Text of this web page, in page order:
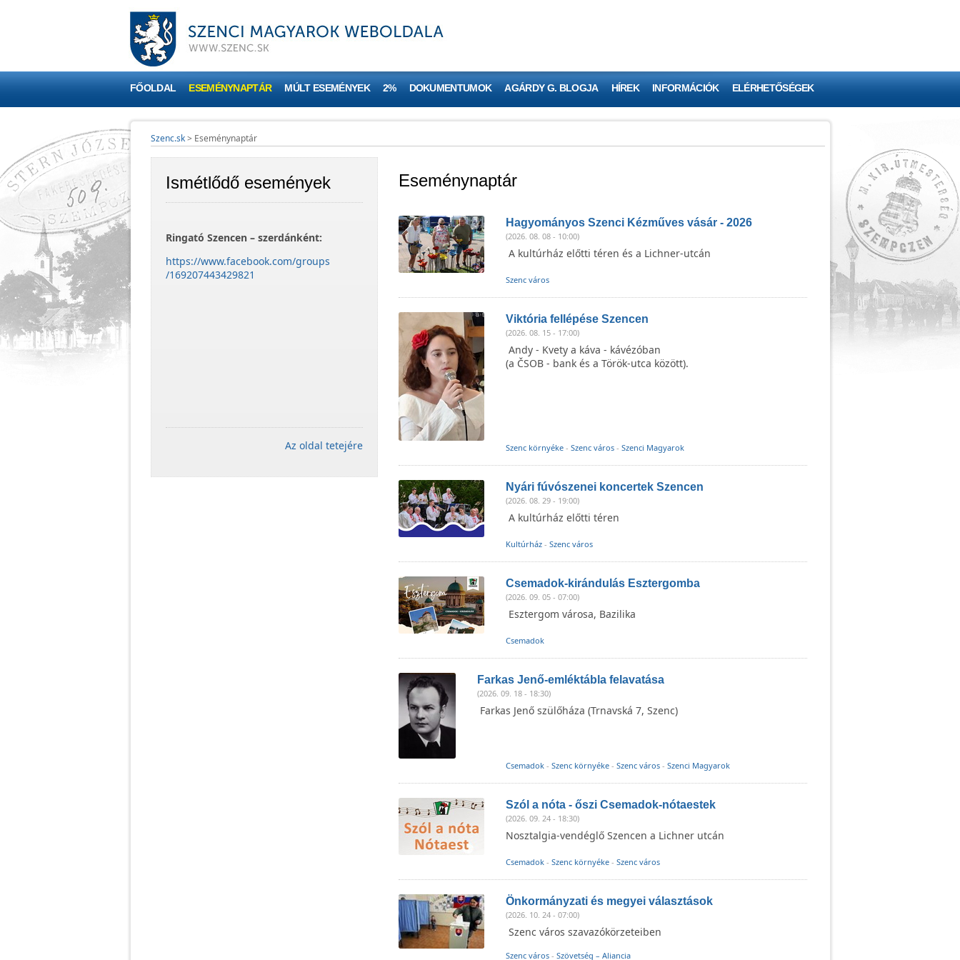
FŐOLDAL ESEMÉNYNAPTÁR MÚLT ESEMÉNYEK 2% DOKUMENTUMOK AGÁRDY G. BLOGJA HÍREK INFORMÁCIÓK ELÉRHETŐSÉGEK
Szenc.sk> Eseménynaptár
Eseménynaptár
Hagyományos Szenci Kézműves vásár - 2026
(2026. 08. 08 - 10:00)
A kultúrház előtti téren és a Lichner-utcán
Szenc város
Viktória fellépése Szencen
(2026. 08. 15 - 17:00)
Andy - Kvety a káva - kávézóban
(a ČSOB - bank és a Török-utca között).
Szenc környéke -Szenc város -Szenci Magyarok
Nyári fúvószenei koncertek Szencen
(2026. 08. 29 - 19:00)
A kultúrház előtti téren
Kultúrház -Szenc város
Csemadok-kirándulás Esztergomba
(2026. 09. 05 - 07:00)
Esztergom városa, Bazilika
Csemadok
Farkas Jenő-emléktábla felavatása
(2026. 09. 18 - 18:30)
Farkas Jenő szülőháza (Trnavská 7, Szenc)
Csemadok -Szenc környéke -Szenc város -Szenci Magyarok
Szól a nóta - őszi Csemadok-nótaestek
(2026. 09. 24 - 18:30)
Nosztalgia-vendéglő Szencen a Lichner utcán
Csemadok -Szenc környéke -Szenc város
Önkormányzati és megyei választások
(2026. 10. 24 - 07:00)
Szenc város szavazókörzeteiben
Szenc város -Szövetség – Aliancia
Ismétlődő események
Ringató Szencen – szerdánként:
https://www.facebook.com/groups
/169207443429821
Az oldal tetejére